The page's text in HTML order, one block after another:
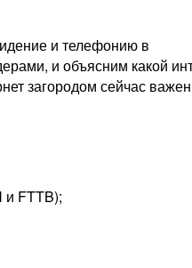
и телефонию в
и объясним какой
загородом сейчас
и FTTB);